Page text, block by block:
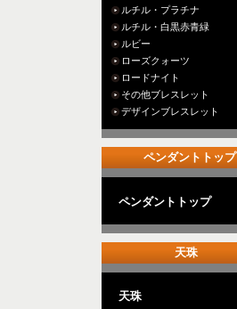
ルチル・プラチナ
ルチル・白黒赤青緑
ルビー
ローズクォーツ
ロードナイト
その他ブレスレット
デザインブレスレット
ペンダントトップ
ペンダントトップ
天珠
天珠